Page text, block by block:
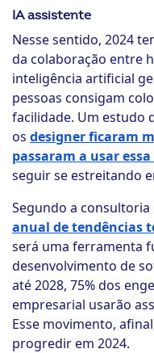
IA assistente
Nesse sentido, 2024
da colaboração entre
inteligência artificial
pessoas consigam
facilidade. Um estudo
os designer ficaram
passaram a usar
seguir se estreitando
Segundo a consultoria
anual de tendências
será uma ferramenta
desenvolvimento de
até 2028, 75% dos
empresarial usarão
Esse movimento,
progredir em 2024.